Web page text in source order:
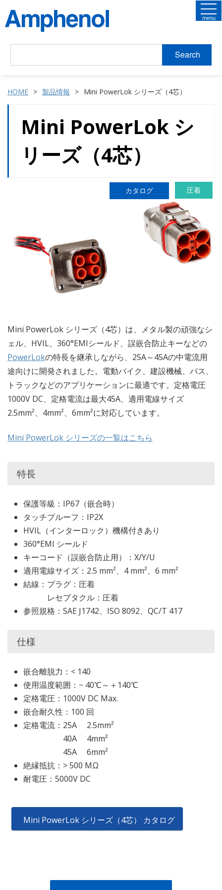
Search
menu
HOME 製品情報 Mini PowerLok シリーズ（4芯）
Mini PowerLok シ
リーズ（4芯）
カタログ 圧着
Mini PowerLok シリーズ（4芯）は、メタル製の頑強なシ
ェル、HVIL、360°EMIシールド、誤嵌合防止キーなどの
PowerLokの特長を継承しながら、25A～45Aの中電流用
途向けに開発されました。電動バイク、建設機械、バス、
トラックなどのアプリケーションに最適です。定格電圧
1000V DC、定格電流は最大45A、適用電線サイズ
2.5mm²、4mm²、6mm²に対応しています。
Mini PowerLok シリーズの一覧はこちら
特長
保護等級：IP67（嵌合時）
タッチプルーフ：IP2X
HVIL（インターロック）機構付きあり
360°EMI シールド
キーコード（誤嵌合防止用）：X/Y/U
適用電線サイズ：2.5 mm²、4 mm²、6 mm²
結線：プラグ：圧着
レセプタクル：圧着
参照規格：SAE J1742、ISO 8092、QC/T 417
仕様
嵌合離脱力：< 140
使用温度範囲：− 40℃～＋140℃
定格電圧：1000V DC Max.
嵌合耐久性：100 回
定格電流：25A 2.5mm²
40A 4mm²
45A 6mm²
絶縁抵抗：> 500 MΩ
耐電圧：5000V DC
Mini PowerLok シリーズ（4芯） カタログ